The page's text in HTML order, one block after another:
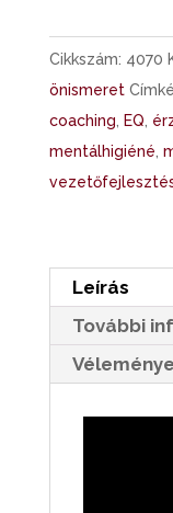
Cikkszám: 4070
önismeret
coaching
EQ
mentálhigiéné
Leírás
További